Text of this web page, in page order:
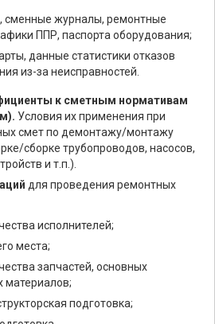
сменные журналы, ремонтные
ППР, паспорта оборудования;
данные статистики отказов
из-за неисправностей.
к сметным нормативам
Условия их применения при
смет по демонтажу/монтажу
сборке трубопроводов, насосов,
и т.п.).
для проведения ремонтных
исполнителей;
места;
запчастей, основных
материалов;
подготовка;